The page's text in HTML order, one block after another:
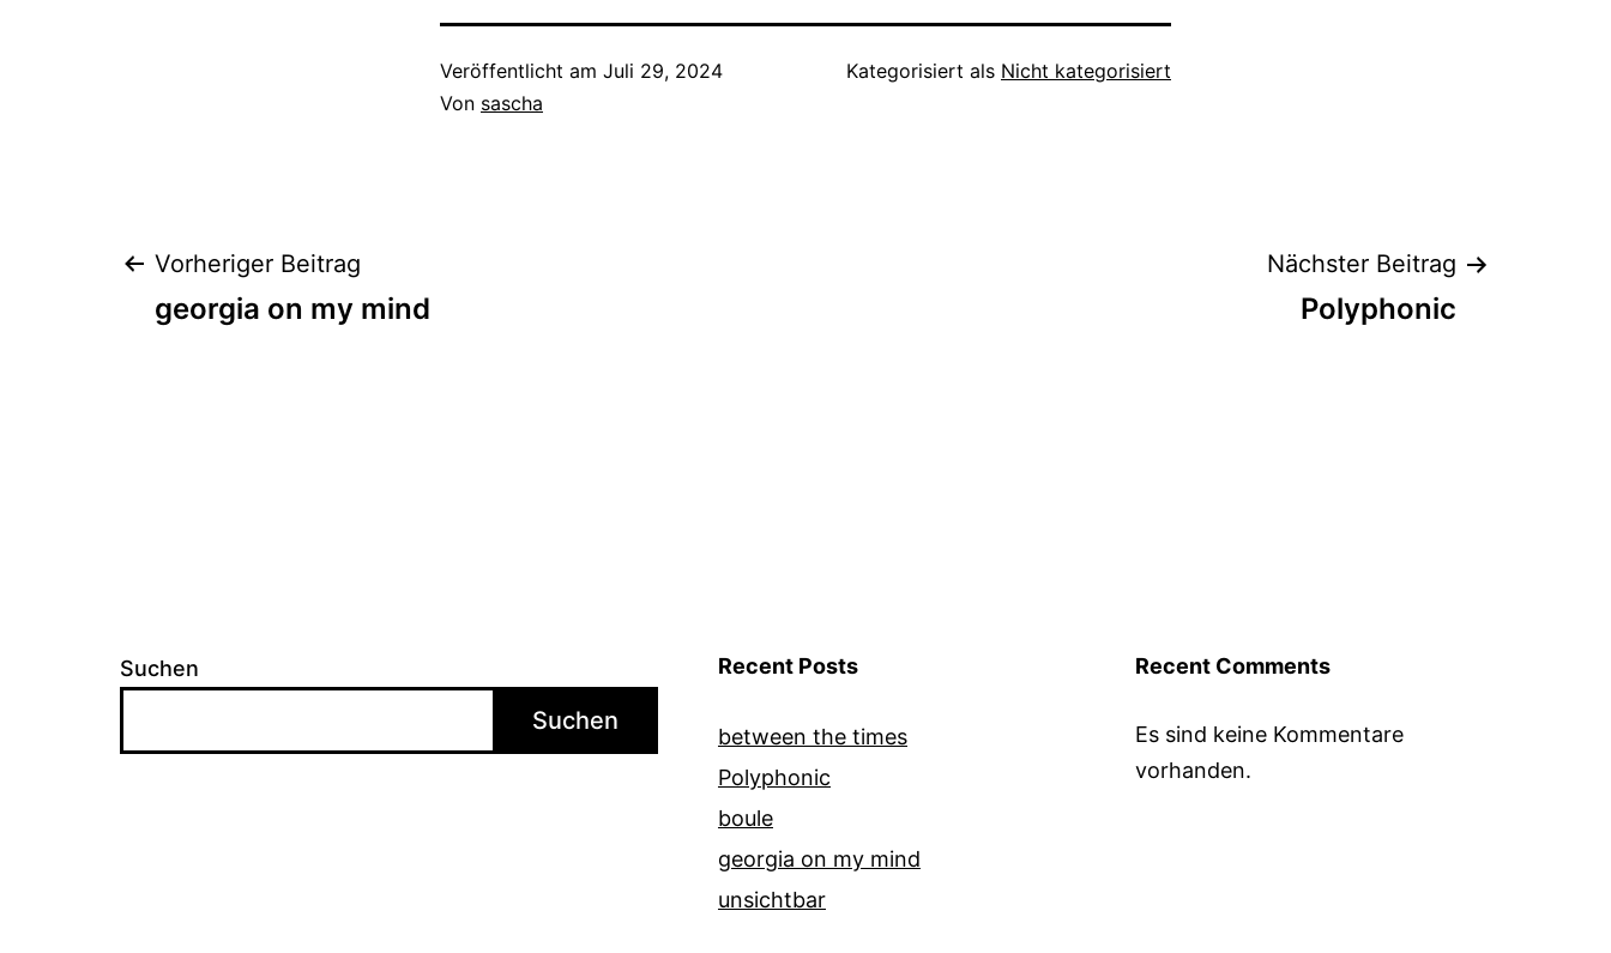
Veröffentlicht am Juli 29, 2024
Von sascha
Kategorisiert als Nicht kategorisiert
Beitragsnavigation
Vorheriger Beitrag
georgia on my mind
Nächster Beitrag
Polyphonic
Suchen
Suchen
Recent Posts
between the times
Polyphonic
boule
georgia on my mind
unsichtbar
Recent Comments
Es sind keine Kommentare
vorhanden.